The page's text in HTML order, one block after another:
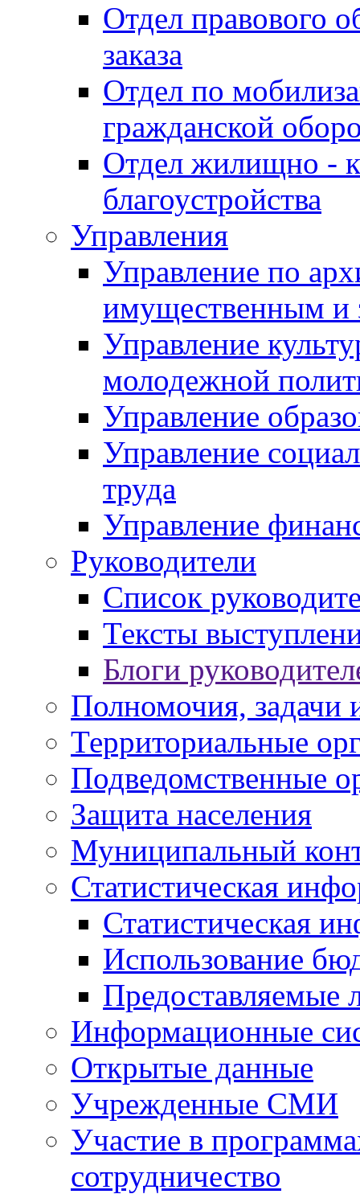
Отдел правового
заказа
Отдел по
гражданской
Отдел жилищно -
благоустройства
Управления
Управление по
имущественным и
Управление
молодежной
Управление
Управление
труда
Управление
Руководители
Список
Тексты
Блоги
Полномочия, задачи
Территориальные
Подведомственные
Защита населения
Муниципальный
Статистическая
Статистическая
Использование
Предоставляемые
Информационные
Открытые данные
Учрежденные СМИ
Участие в
сотрудничество